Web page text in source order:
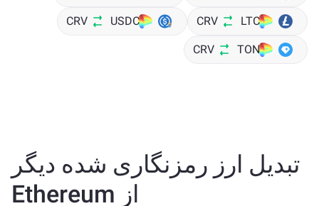
LTC
CRV
USDC
CRV
TON
CRV
تبدیل ارز رمزنگاری شده دیگر
از Ethereum